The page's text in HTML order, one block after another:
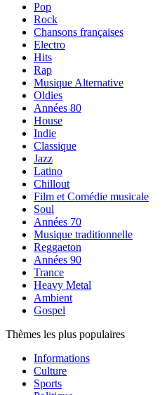
Pop
Rock
Chansons françaises
Electro
Hits
Rap
Musique Alternative
Oldies
Années 80
House
Indie
Classique
Jazz
Latino
Chillout
Film et Comédie musicale
Soul
Années 70
Musique traditionnelle
Reggaeton
Années 90
Trance
Heavy Metal
Ambient
Gospel
Thèmes les plus populaires
Informations
Culture
Sports